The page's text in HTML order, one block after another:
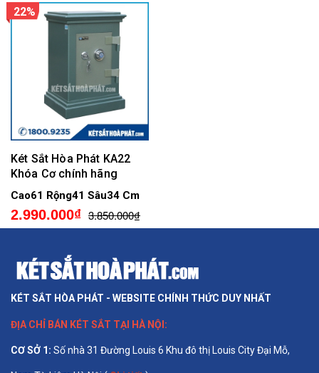
22%
Két Sắt Hòa Phát KA22
Khóa Cơ chính hãng
Cao61 Rộng41 Sâu34 Cm
2.990.000₫ 3.850.000₫
KÉT SẮT HÒA PHÁT - WEBSITE CHÍNH THỨC DUY NHẤT
ĐỊA CHỈ BÁN KÉT SẮT TẠI HÀ NỘI :
CƠ SỞ 1: Số nhà 31 Đường Louis 6 Khu đô thị Louis City Đại Mỗ,